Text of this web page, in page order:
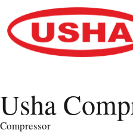
Usha
Compressor